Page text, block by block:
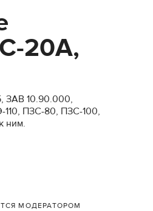
20А,
ЗАВ 10.90.000,
ПЗС-80, ПЗС-100,
ним.
МОДЕРАТОРОМ